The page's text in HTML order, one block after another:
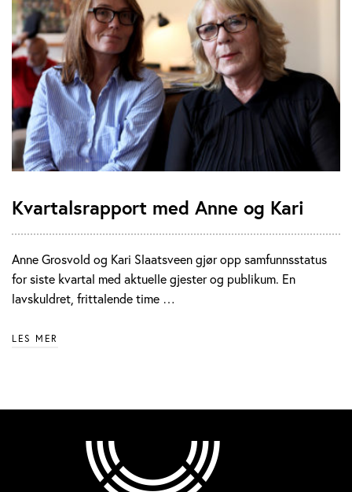
Kvartalsrapport med Anne og Kari
Anne Grosvold og Kari Slaatsveen gjør opp samfunnsstatus
for siste kvartal med aktuelle gjester og publikum. En
lavskuldret, frittalende time …
LES MER